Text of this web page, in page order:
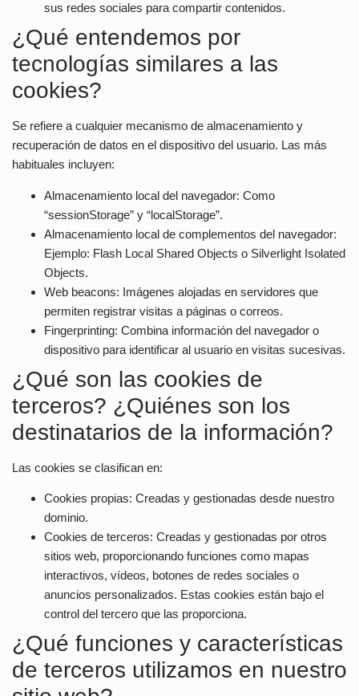
sus redes sociales para compartir contenidos.
¿Qué entendemos por
tecnologías similares a las
cookies?
Se refiere a cualquier mecanismo de almacenamiento y
recuperación de datos en el dispositivo del usuario. Las más
habituales incluyen:
Almacenamiento local del navegador: Como
“sessionStorage” y “localStorage”.
Almacenamiento local de complementos del navegador:
Ejemplo: Flash Local Shared Objects o Silverlight Isolated
Objects.
Web beacons: Imágenes alojadas en servidores que
permiten registrar visitas a páginas o correos.
Fingerprinting: Combina información del navegador o
dispositivo para identificar al usuario en visitas sucesivas.
¿Qué son las cookies de
terceros? ¿Quiénes son los
destinatarios de la información?
Las cookies se clasifican en:
Cookies propias: Creadas y gestionadas desde nuestro
dominio.
Cookies de terceros: Creadas y gestionadas por otros
sitios web, proporcionando funciones como mapas
interactivos, vídeos, botones de redes sociales o
anuncios personalizados. Estas cookies están bajo el
control del tercero que las proporciona.
¿Qué funciones y características
de terceros utilizamos en nuestro